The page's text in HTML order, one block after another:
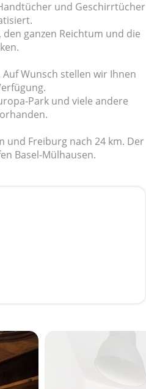
und Geschirrtücher
ganzen Reichtum und die
Wunsch stellen wir Ihnen
Park und viele andere
und Freiburg nach 24 km. Der
Basel-Mülhausen.